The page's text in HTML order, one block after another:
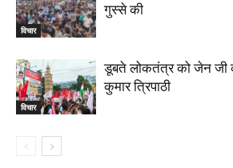
विचार
गुस्से की
विचार
डूबते लोकतंत्र को जेन जी
कुमार त्रिपाठी